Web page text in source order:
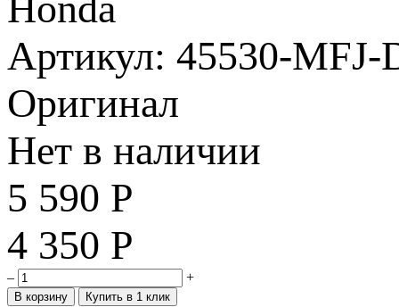
Артикул: 45530-MFJ-
Оригинал
Нет в наличии
5 590 Р
4 350 Р
– +